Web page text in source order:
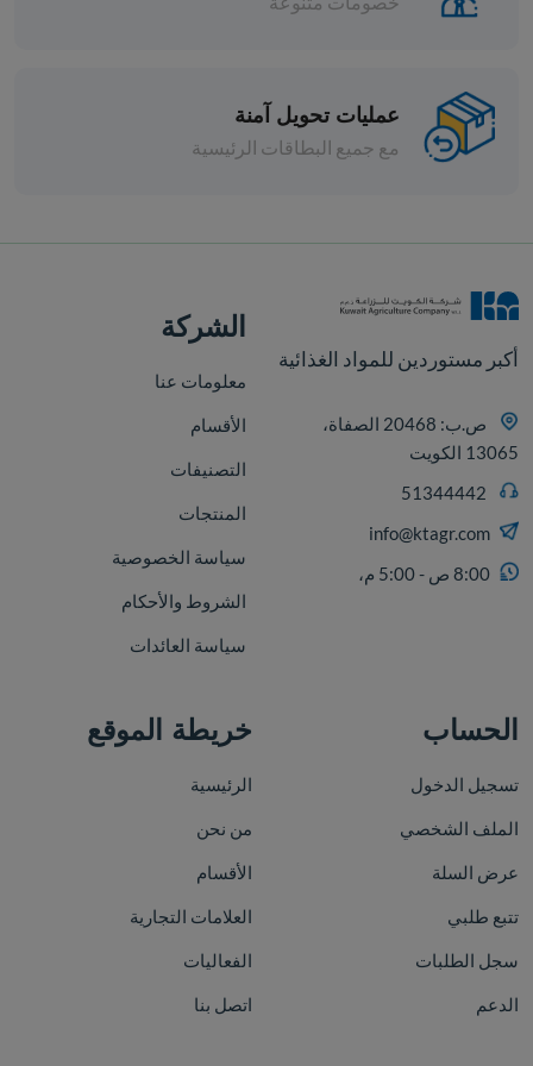
عمليات تحويل آمنة
مع جميع البطاقات الرئيسية
أكبر مستوردين للمواد الغذائية
ص.ب: 20468 الصفاة،
13065 الكويت
info@ktagr.com
8:00 ص - 5:00 م،
الشركة
معلومات عنا
الأقسام
التصنيفات
المنتجات
سياسة الخصوصية
الشروط والأحكام
سياسة العائدات
الحساب
تسجيل الدخول
الملف الشخصي
عرض السلة
تتبع طلبي
سجل الطلبات
الدعم
خريطة الموقع
الرئيسية
من نحن
الأقسام
العلامات التجارية
الفعاليات
اتصل بنا